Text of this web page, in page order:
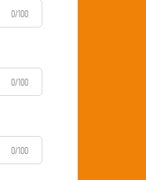
0/100
0/100
0/100